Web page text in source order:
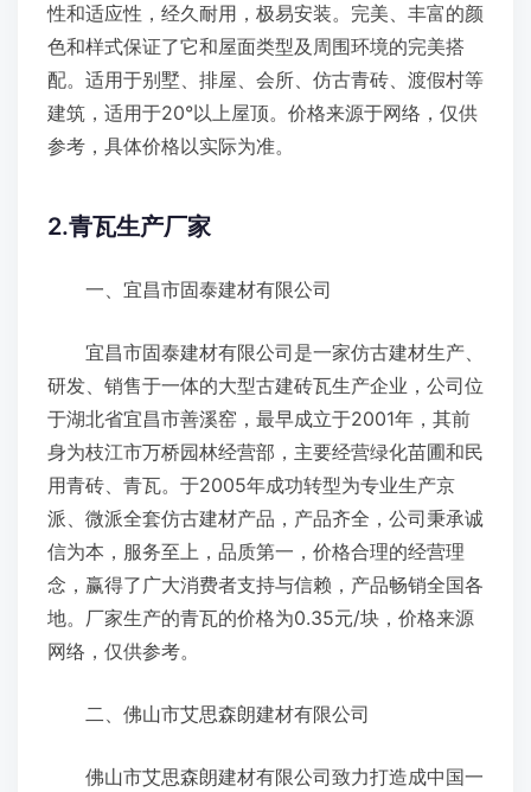
性和适应性，经久耐用，极易安装。完美、丰富的颜
色和样式保证了它和屋面类型及周围环境的完美搭
配。适用于别墅、排屋、会所、仿古青砖、渡假村等
建筑，适用于20°以上屋顶。价格来源于网络，仅供
参考，具体价格以实际为准。
2.青瓦生产厂家
一、宜昌市固泰建材有限公司
宜昌市固泰建材有限公司是一家仿古建材生产、
研发、销售于一体的大型古建砖瓦生产企业，公司位
于湖北省宜昌市善溪窑，最早成立于2001年，其前
身为枝江市万桥园林经营部，主要经营绿化苗圃和民
用青砖、青瓦。于2005年成功转型为专业生产京
派、微派全套仿古建材产品，产品齐全，公司秉承诚
信为本，服务至上，品质第一，价格合理的经营理
念，赢得了广大消费者支持与信赖，产品畅销全国各
地。厂家生产的青瓦的价格为0.35元/块，价格来源
网络，仅供参考。
二、佛山市艾思森朗建材有限公司
佛山市艾思森朗建材有限公司致力打造成中国一